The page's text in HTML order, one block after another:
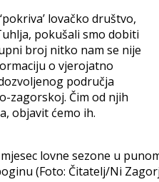
lovačko društvo,
pokušali smo dobiti
broj nitko nam se nije
o vjerojatno
područja
zagorskoj. Čim od njih
objavit ćemo ih.
lovne sezone u
(Foto: Čitatelj/Ni